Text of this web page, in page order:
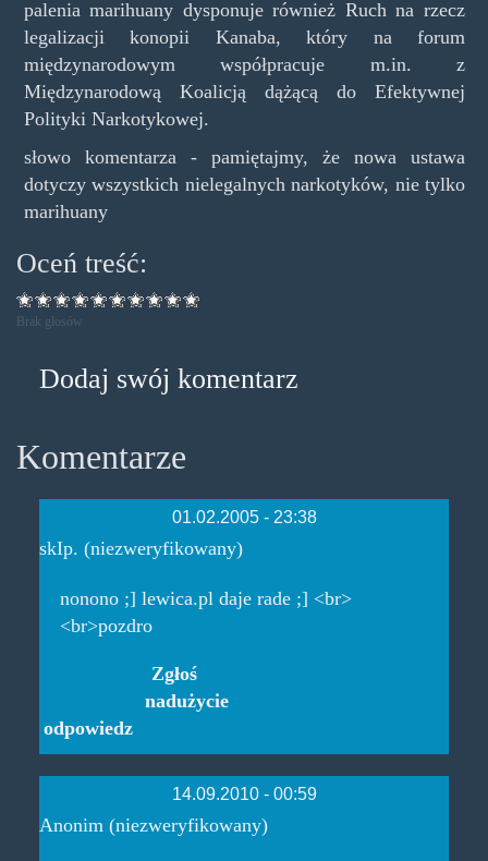
palenia marihuany dysponuje również Ruch na rzecz
legalizacji konopii Kanaba, który na forum
międzynarodowym współpracuje m.in. z
Międzynarodową Koalicją dążącą do Efektywnej
Polityki Narkotykowej.
słowo komentarza - pamiętajmy, że nowa ustawa
dotyczy wszystkich nielegalnych narkotyków, nie tylko
marihuany
Oceń treść:
Brak głosów
Dodaj swój komentarz
Komentarze
01.02.2005 - 23:38
skIp. (niezweryfikowany)
nonono ;] lewica.pl daje rade ;] <br>
<br>pozdro
odpowiedz
Zgłoś
nadużycie
14.09.2010 - 00:59
Anonim (niezweryfikowany)